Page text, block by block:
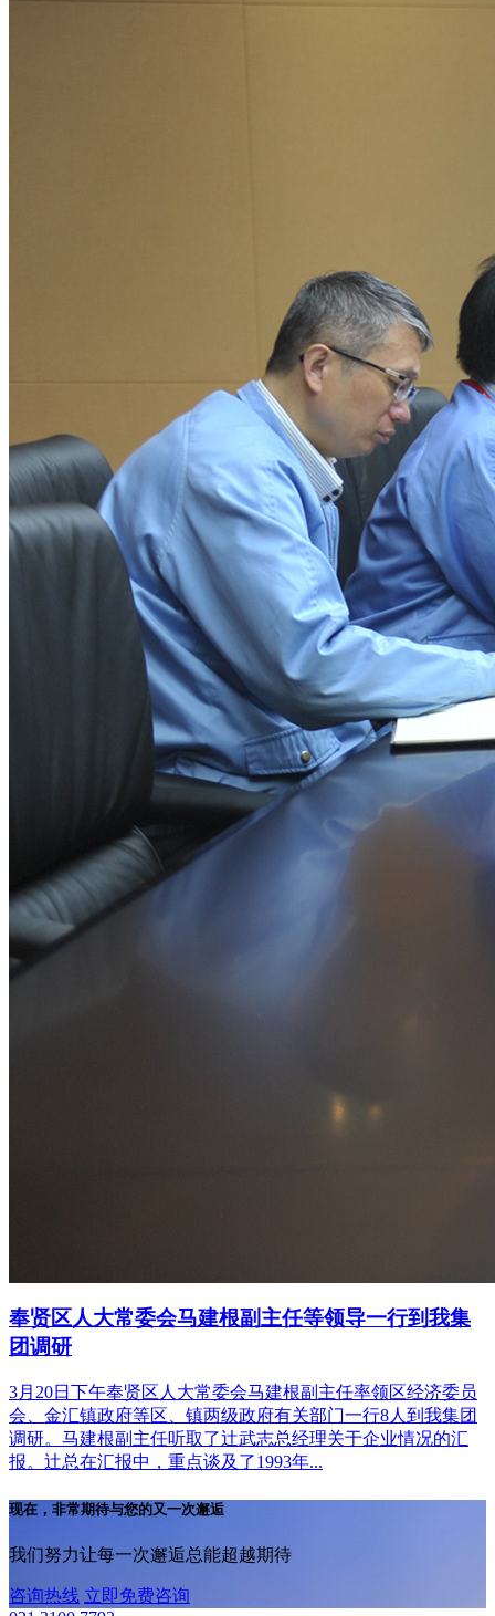
奉贤区人大常委会马建根副主任等领导一行到我集
团调研
3月20日下午奉贤区人大常委会马建根副主任率领区经济委员
会、金汇镇政府等区、镇两级政府有关部门一行8人到我集团
调研。马建根副主任听取了辻武志总经理关于企业情况的汇
报。辻总在汇报中，重点谈及了1993年...
现在，非常期待与您的又一次邂逅
我们努力让每一次邂逅总能超越期待
咨询热线 立即免费咨询